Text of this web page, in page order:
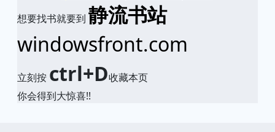
想要找书就要到 静流书站
windowsfront.com
立刻按 ctrl+D收藏本页
你会得到大惊喜!!